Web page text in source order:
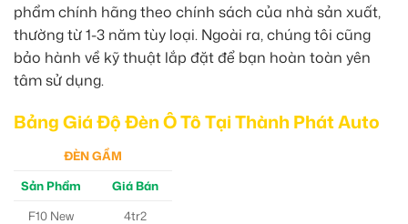
phẩm chính hãng theo chính sách của nhà sản xuất,
thường từ 1-3 năm tùy loại. Ngoài ra, chúng tôi cũng
bảo hành về kỹ thuật lắp đặt để bạn hoàn toàn yên
tâm sử dụng.
Bảng Giá Độ Đèn Ô Tô Tại Thành Phát Auto
ĐÈN GẦM
Sản Phẩm
Giá Bán
F10 New
4tr2